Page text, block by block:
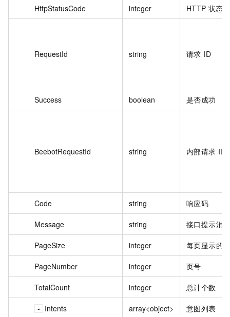
HttpStatusCode integer HTTP 状态
RequestId string 请求 ID
Success boolean 是否成功
BeebotRequestId string 内部请求 ID
Code string 响应码
Message string 接口提示消
PageSize integer 每页显示的
PageNumber integer 页号
TotalCount integer 总计个数
Intents array<object> 意图列表